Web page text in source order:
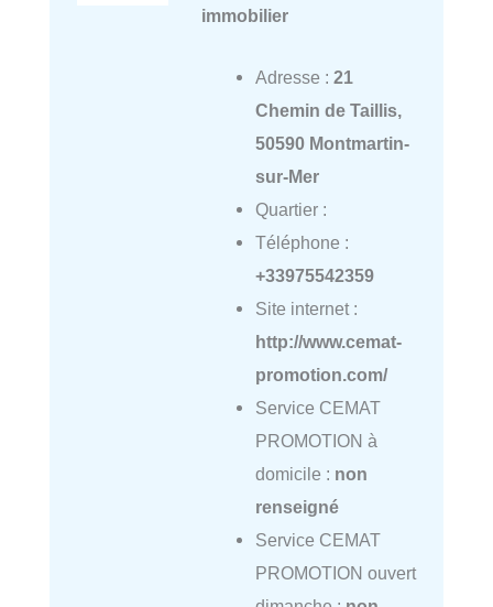
immobilier
Adresse : 21
Chemin de Taillis,
50590 Montmartin-
sur-Mer
Quartier :
Téléphone :
+33975542359
Site internet :
http://www.cemat-
promotion.com/
Service CEMAT
PROMOTION à
domicile : non
renseigné
Service CEMAT
PROMOTION ouvert